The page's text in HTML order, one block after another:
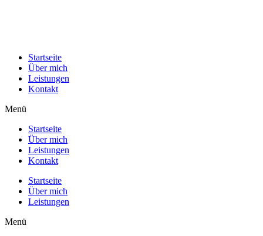
Startseite
Über mich
Leistungen
Kontakt
Menü
Startseite
Über mich
Leistungen
Kontakt
Startseite
Über mich
Leistungen
Menü